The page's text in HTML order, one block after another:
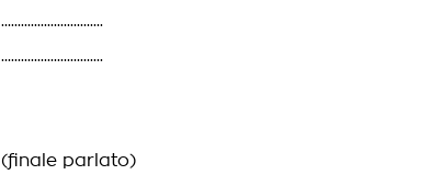
...............................
...............................
(finale parlato)